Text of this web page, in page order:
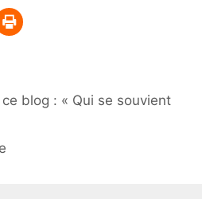
blog : « Qui se souvient